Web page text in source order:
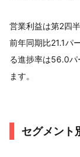
営業利益は第2四
前年同期比21.1パ
る進捗率は56.0パ
ます。
セグメント